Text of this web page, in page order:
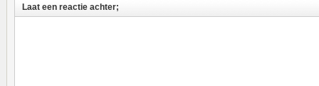
Laat een reactie achter;